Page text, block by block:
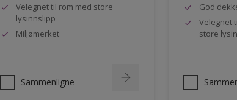
Velegnet til rom med store
lysinnslipp
Miljømerket
Sammenligne
God
Velegnet
store